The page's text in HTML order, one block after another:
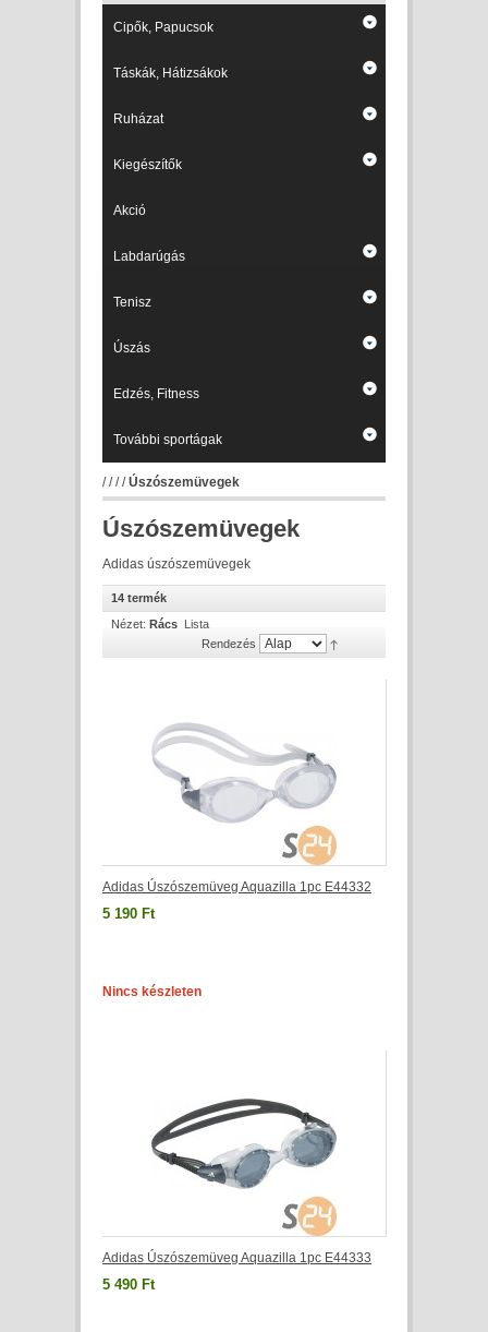
Cipők, Papucsok
Táskák, Hátizsákok
Ruházat
Kiegészítők
Akció
Labdarúgás
Tenisz
Úszás
Edzés, Fitness
További sportágak
////Úszószemüvegek
Úszószemüvegek
Adidas úszószemüvegek
14 termék
Nézet: Rács Lista
Rendezés
Adidas Úszószemüveg Aquazilla 1pc E44332
5 190 Ft
Nincs készleten
Adidas Úszószemüveg Aquazilla 1pc E44333
5 490 Ft